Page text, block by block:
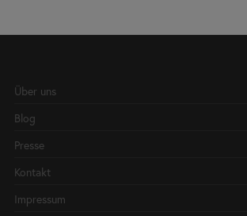
Über uns
Blog
Presse
Kontakt
Impressum